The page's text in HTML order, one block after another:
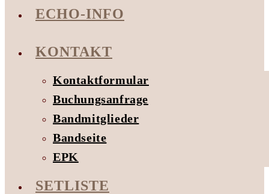
ECHO-INFO
KONTAKT
Kontaktformular
Buchungsanfrage
Bandmitglieder
Bandseite
EPK
SETLISTE